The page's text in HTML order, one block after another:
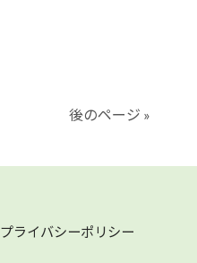
後のページ »
プライバシーポリシー